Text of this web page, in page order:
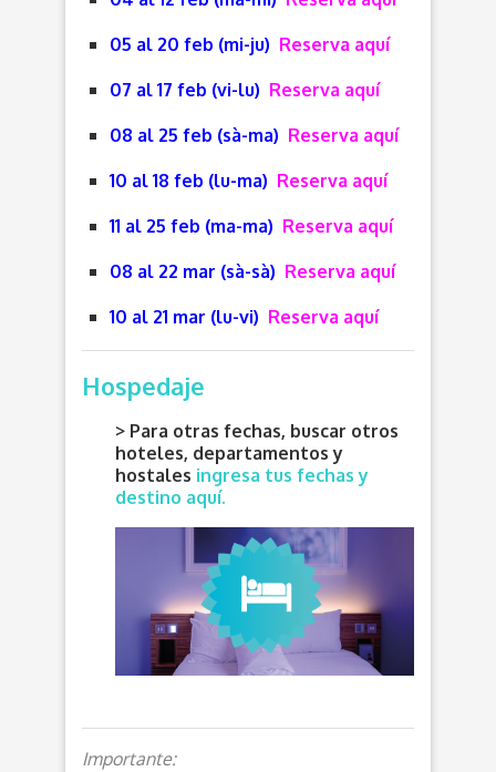
05 al 20 feb (mi-ju) Reserva aquí
07 al 17 feb (vi-lu) Reserva aquí
08 al 25 feb (sà-ma) Reserva aquí
10 al 18 feb (lu-ma) Reserva aquí
11 al 25 feb (ma-ma) Reserva aquí
08 al 22 mar (sà-sà) Reserva aquí
10 al 21 mar (lu-vi) Reserva aquí
Hospedaje
> Para otras fechas, buscar otros
hoteles, departamentos y
hostales ingresa tus fechas y
destino aquí.
Importante: